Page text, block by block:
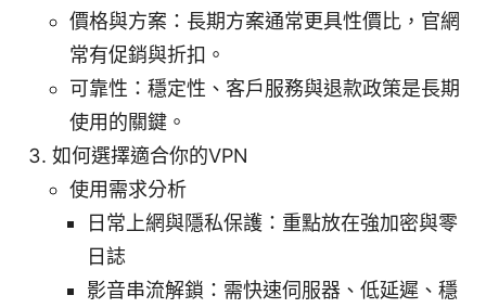
價格與方案：長期方案通常更具性價比，官網
常有促銷與折扣。
可靠性：穩定性、客戶服務與退款政策是長期
使用的關鍵。
如何選擇適合你的VPN
使用需求分析
日常上網與隱私保護：重點放在強加密與零
日誌
影音串流解鎖：需快速伺服器、低延遲、穩